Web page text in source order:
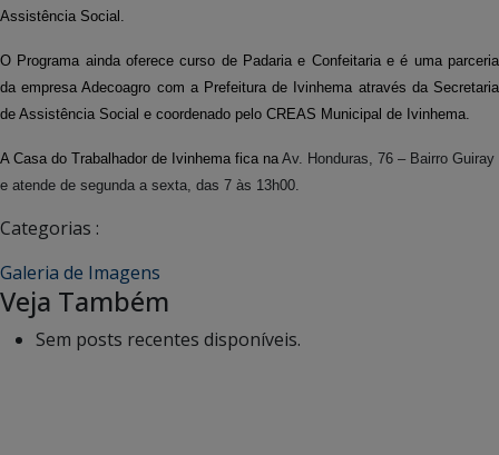
Assistência Social.
O Programa ainda oferece curso de Padaria e Confeitaria e é uma parceria
da empresa Adecoagro com a Prefeitura de Ivinhema através da Secretaria
de Assistência Social e coordenado pelo CREAS Municipal de Ivinhema.
A Casa do Trabalhador de Ivinhema fica na Av. Honduras, 76 – Bairro Guiray
e atende de segunda a sexta, das 7 às 13h00.
Categorias :
Galeria de Imagens
Veja Também
Sem posts recentes disponíveis.